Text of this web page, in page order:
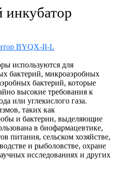
используются для
бактерий, микроаэробных
бактерий, которые
высокие требования к
или углекислого газа.
таких как
и бактерии, выделяющие
в биофармацевтике,
питания, сельском хозяйстве,
и рыболовстве, охране
исследованиях и других